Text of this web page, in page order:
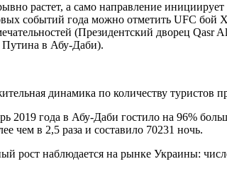
растет, а само направление
событий года можно отметить UFC бой
(Президентский дворец
в Абу-Даби).
динамика по количеству туристов
2019 года в Абу-Даби гостило на 96%
чем в 2,5 раза и составило 70231 ночь.
рост наблюдается на рынке Украины: